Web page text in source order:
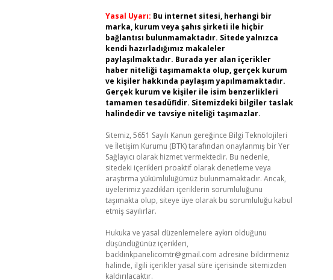
Yasal Uyarı: Bu internet sitesi, herhangi bir
marka, kurum veya şahıs şirketi ile hiçbir
bağlantısı bulunmamaktadır. Sitede yalnızca
kendi hazırladığımız makaleler
paylaşılmaktadır. Burada yer alan içerikler
haber niteliği taşımamakta olup, gerçek kurum
ve kişiler hakkında paylaşım yapılmamaktadır.
Gerçek kurum ve kişiler ile isim benzerlikleri
tamamen tesadüfidir. Sitemizdeki bilgiler taslak
halindedir ve tavsiye niteliği taşımazlar.
Sitemiz, 5651 Sayılı Kanun gereğince Bilgi Teknolojileri
ve İletişim Kurumu (BTK) tarafından onaylanmış bir Yer
Sağlayıcı olarak hizmet vermektedir. Bu nedenle,
sitedeki içerikleri proaktif olarak denetleme veya
araştırma yükümlülüğümüz bulunmamaktadır. Ancak,
üyelerimiz yazdıkları içeriklerin sorumluluğunu
taşımakta olup, siteye üye olarak bu sorumluluğu kabul
etmiş sayılırlar.
Hukuka ve yasal düzenlemelere aykırı olduğunu
düşündüğünüz içerikleri,
backlinkpanelicomtr@gmail.com adresine bildirmeniz
halinde, ilgili içerikler yasal süre içerisinde sitemizden
kaldırılacaktır.